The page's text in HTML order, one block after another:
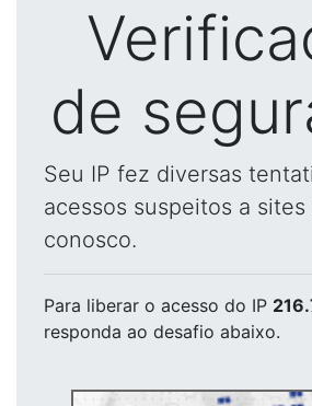
de
Seu IP fez diversas
acessos suspeitos a
conosco.
Para liberar o acesso do IP
responda ao desafio abaixo.